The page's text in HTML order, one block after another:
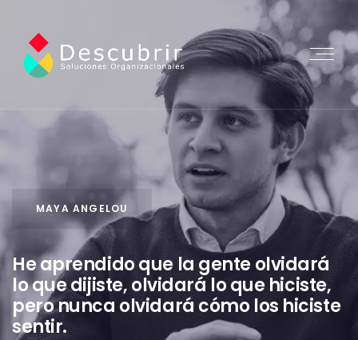
MAYA ANGELOU
He aprendido que la gente olvidará
lo que dijiste, olvidará lo que hiciste,
pero nunca olvidará cómo los hiciste
sentir.